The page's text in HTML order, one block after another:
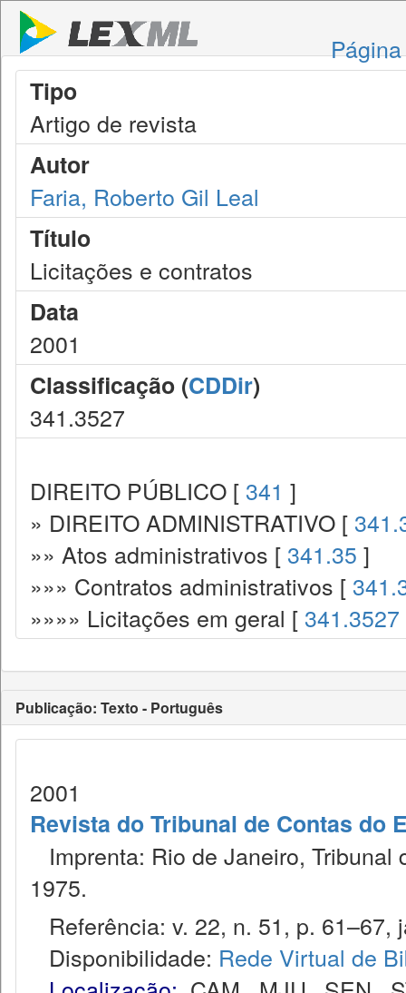
Tipo
Artigo de revista
Autor
Faria, Roberto Gil Leal
Título
Licitações e contratos
Data
2001
Classificação (CDDir)
341.3527
DIREITO PÚBLICO [ 341 ]
» DIREITO ADMINISTRATIVO [
»» Atos administrativos [ 341.35 ]
»»» Contratos administrativos [
»»»» Licitações em geral [ 341.3527
Publicação: Texto - Português
2001
Revista do Tribunal de Contas do
Imprenta: Rio de Janeiro,
1975.
Referência: v. 22, n. 51, p. 61–67,
Disponibilidade: Rede Virtual de